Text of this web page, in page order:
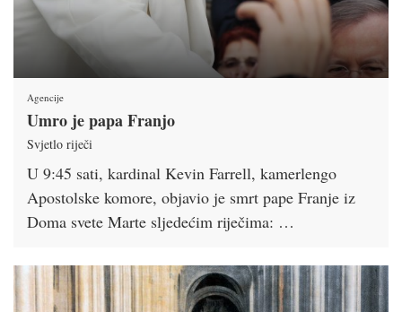
Agencije
Umro je papa Franjo
Svjetlo riječi
U 9:45 sati, kardinal Kevin Farrell, kamerlengo
Apostolske komore, objavio je smrt pape Franje iz
Doma svete Marte sljedećim riječima: …